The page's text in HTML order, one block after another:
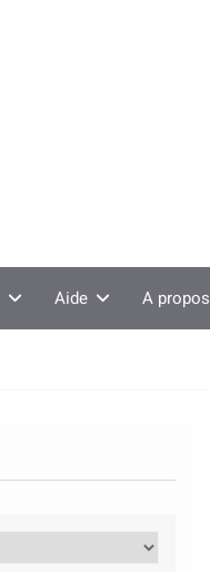
Aide A propos